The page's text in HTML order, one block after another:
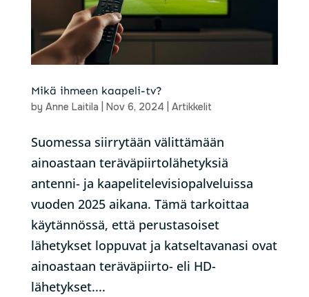
Mikä ihmeen kaapeli-tv?
by Anne Laitila Nov 6, 2024 Artikkelit
Suomessa siirrytään välittämään
ainoastaan teräväpiirtolähetyksiä
antenni- ja kaapelitelevisiopalveluissa
vuoden 2025 aikana. Tämä tarkoittaa
käytännössä, että perustasoiset
lähetykset loppuvat ja katseltavanasi ovat
ainoastaan teräväpiirto- eli HD-
lähetykset....